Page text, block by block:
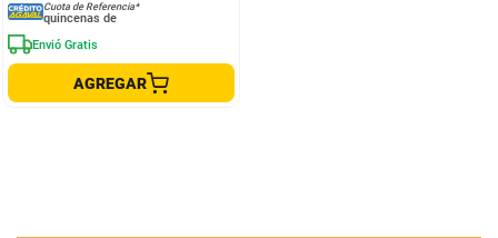
Cuota de Referencia*
quincenas de
Envió Gratis
AGREGAR